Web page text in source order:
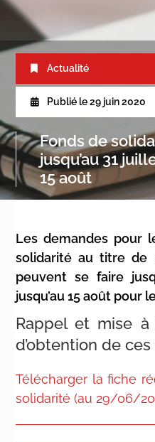
Actualité
Publié le 29 juin 2020
Fonds de
jusqu’au 31
15 août
Les demandes pour
solidarité au titre de
peuvent se faire
jusqu’au 15 août pour
Rappel et mise
d’obtention de ces
Télécharger la fiche
solidarité (au 29/06/